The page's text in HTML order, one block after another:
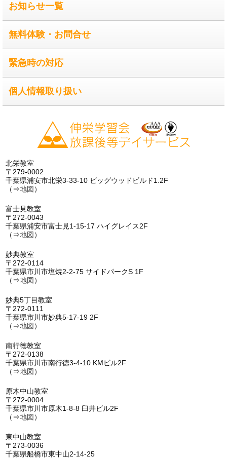
お知らせ一覧
無料体験・お問合せ
緊急時の対応
個人情報取り扱い
北栄教室
〒279-0002
千葉県浦安市北栄3-33-10 ビッグウッドビルド1.2F
（⇒地図 ）
富士見教室
〒272-0043
千葉県浦安市富士見1-15-17 ハイグレイス2F
（⇒地図 ）
妙典教室
〒272-0114
千葉県市川市塩焼2-2-75 サイドパークS 1F
（⇒地図 ）
妙典5丁目教室
〒272-0111
千葉県市川市妙典5-17-19 2F
（⇒地図 ）
南行徳教室
〒272-0138
千葉県市川市南行徳3-4-10 KMビル2F
（⇒地図 ）
原木中山教室
〒272-0004
千葉県市川市原木1-8-8 臼井ビル2F
（⇒地図 ）
東中山教室
〒273-0036
千葉県船橋市東中山2-14-25